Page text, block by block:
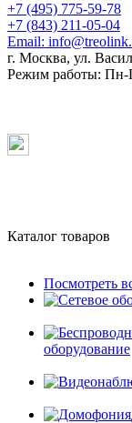
+7 (495) 775-59-78
+7 (843) 211-05-04
Email:
г. Москва, ул.
Режим работы: Пн-
Каталог товаров
Посмотреть
оборудование